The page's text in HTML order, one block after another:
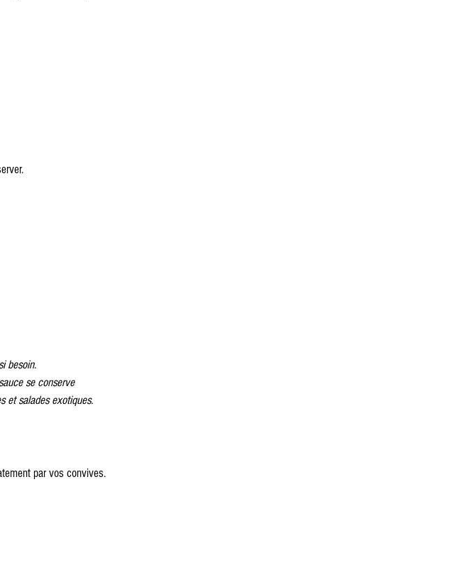
besoin.
se conserve
et salades exotiques.
par vos convives.